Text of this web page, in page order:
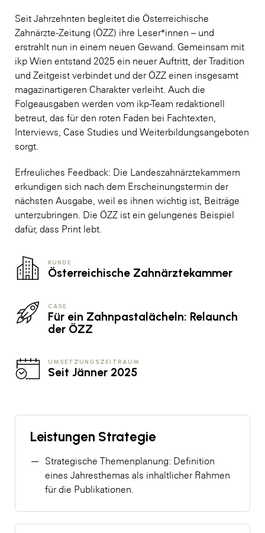
Seit Jahrzehnten begleitet die Österreichische
Zahnärzte-Zeitung (ÖZZ) ihre Leser*innen – und
erstrahlt nun in einem neuen Gewand. Gemeinsam mit
ikp Wien entstand 2025 ein neuer Auftritt, der Tradition
und Zeitgeist verbindet und der ÖZZ einen insgesamt
magazinartigeren Charakter verleiht. Auch die
Folgeausgaben werden vom ikp-Team redaktionell
betreut, das für den roten Faden bei Fachtexten,
Interviews, Case Studies und Weiterbildungsangeboten
sorgt.
Erfreuliches Feedback: Die Landeszahnärztekammern
erkundigen sich nach dem Erscheinungstermin der
nächsten Ausgabe, weil es ihnen wichtig ist, Beiträge
unterzubringen. Die ÖZZ ist ein gelungenes Beispiel
dafür, dass Print lebt.
KUNDE
Österreichische Zahnärztekammer
CASE
Für ein Zahnpastalächeln: Relaunch
der ÖZZ
UMSETZUNGSZEITRAUM
Seit Jänner 2025
Leistungen Strategie
Strategische Themenplanung: Definition
eines Jahresthemas als inhaltlicher Rahmen
für die Publikationen.